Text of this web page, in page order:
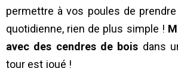
permettre à vos poules de
quotidienne, rien de plus simple !
avec des cendres de bois dans
tour est joué !